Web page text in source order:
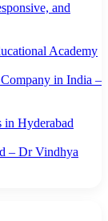
and
Academy
in India –
in Hyderabad
– Dr Vindhya